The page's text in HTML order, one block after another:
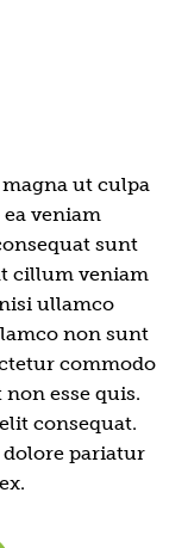
ut culpa
veniam
sunt
cillum veniam
ullamco
non sunt
commodo
esse quis.
consequat.
pariatur